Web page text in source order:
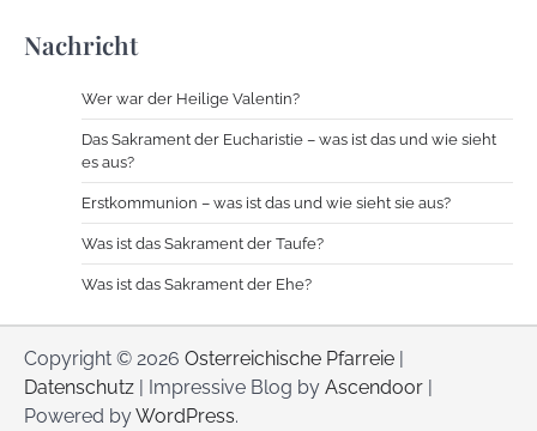
Nachricht
Wer war der Heilige Valentin?
Das Sakrament der Eucharistie – was ist das und wie sieht
es aus?
Erstkommunion – was ist das und wie sieht sie aus?
Was ist das Sakrament der Taufe?
Was ist das Sakrament der Ehe?
Copyright © 2026 Osterreichische Pfarreie
Datenschutz | Impressive Blog by Ascendoor
Powered byWordPress.